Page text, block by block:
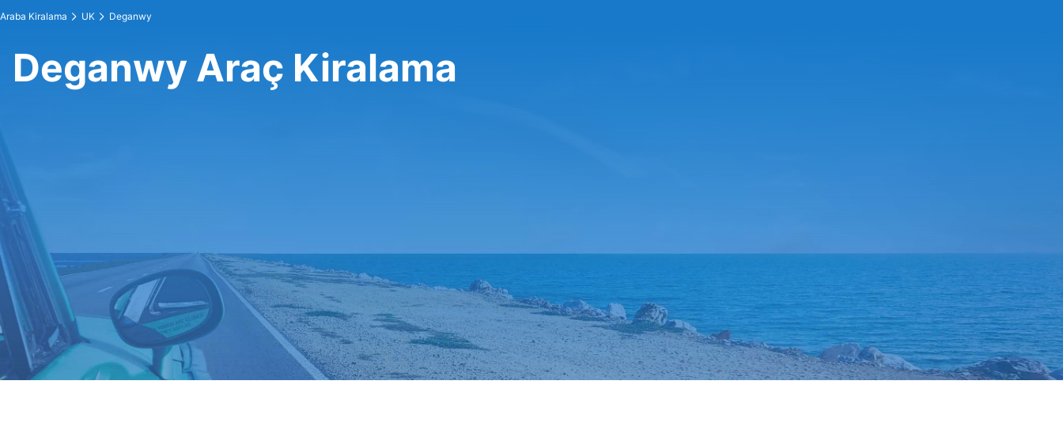
Araba Kiralama UK Deganwy
Deganwy Araç Kiralama